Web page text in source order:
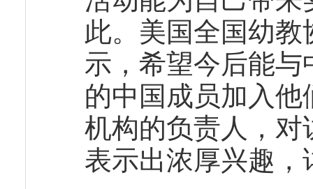
此。美国全国幼
示，希望今后能
的中国成员加入
机构的负责人，
表示出浓厚兴趣，